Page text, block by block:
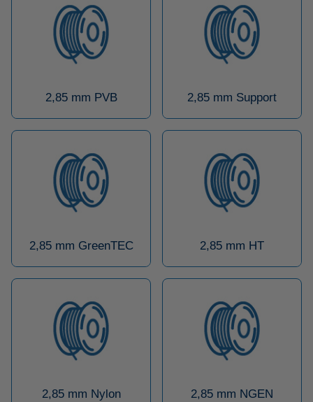
2,85 mm PVB 2,85 mm Support
2,85 mm GreenTEC 2,85 mm HT
2,85 mm Nylon 2,85 mm NGEN